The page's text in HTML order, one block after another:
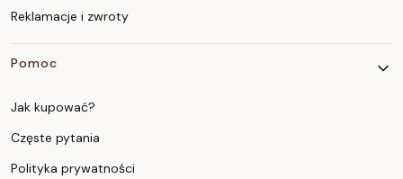
Reklamacje i zwroty
Pomoc
Jak kupować?
Częste pytania
Polityka prywatności